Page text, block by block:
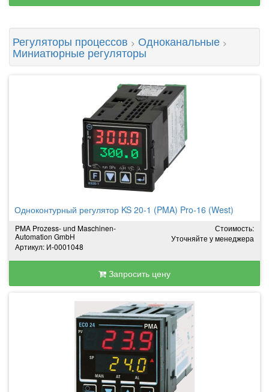
Регуляторы процессов > Одноканальные >
Миниатюрные регуляторы
Одноконтурный регулятор KS 20-1 (PMA) Pro-16 (West)
PMA Prozess- und Maschinen-
Automation GmbH
Артикул: И-0001048
Стоимость:
Уточняйте у менеджера
Запросить цену